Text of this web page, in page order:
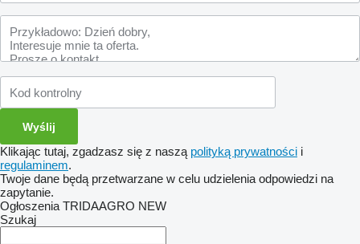
Klikając tutaj, zgadzasz się z naszą polityką prywatności i
regulaminem.
Twoje dane będą przetwarzane w celu udzielenia odpowiedzi na
zapytanie.
Ogłoszenia TRIDAAGRO NEW
Szukaj